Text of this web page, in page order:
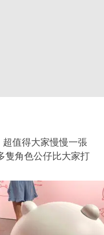
值得大家慢慢一張
隻角色公仔比大家打